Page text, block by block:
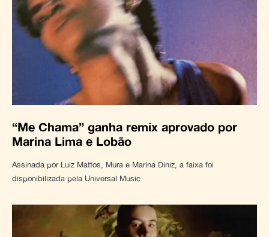
“Me Chama” ganha remix aprovado por
Marina Lima e Lobão
Assinada por Luiz Mattos, Mura e Marina Diniz, a faixa foi
disponibilizada pela Universal Music